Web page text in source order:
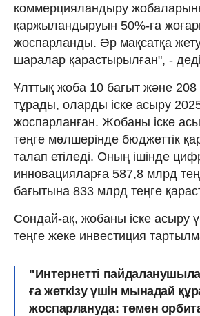
коммерцияландыру
қаржыландыруын 50%-ға
жоспарланды. Әр мақсатқа жету
шаралар қарастырылған", -
Ұлттық жоба 10 бағыт және 208
тұрады, оларды іске асыру
жоспарланған. Жобаны іске
теңге мөлшерінде бюджеттік
талап етіледі. Оның ішінде
инновацияларға 587,8 млрд
бағытына 833 млрд теңге
Сондай-ақ, жобаны іске асыру
теңге жеке инвестиция
"Интернетті
ға жеткізу үшін мынадай
жоспарлануда: төмен